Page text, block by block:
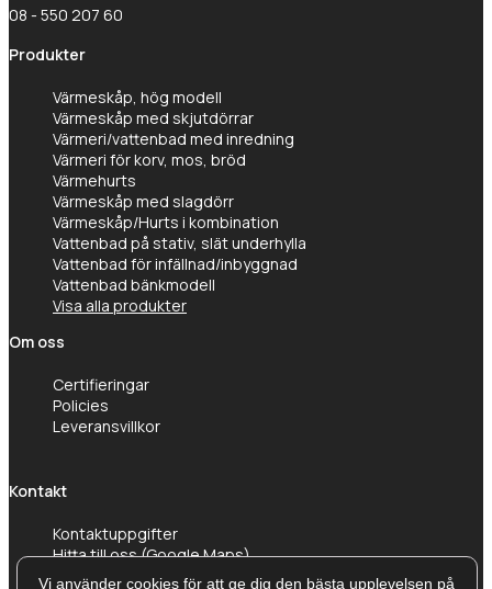
08 - 550 207 60
Produkter
Värmeskåp, hög modell
Värmeskåp med skjutdörrar
Värmeri/vattenbad med inredning
Värmeri för korv, mos, bröd
Värmehurts
Värmeskåp med slagdörr
Värmeskåp/Hurts i kombination
Vattenbad på stativ, slät underhylla
Vattenbad för infällnad/inbyggnad
Vattenbad bänkmodell
Visa alla produkter
Om oss
Certifieringar
Policies
Leveransvillkor
Kontakt
Kontaktuppgifter
Hitta till oss (Google Maps)
Vi använder cookies för att ge dig den bästa upplevelsen på